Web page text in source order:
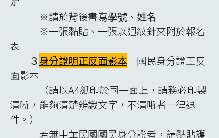
※請於背後書寫學號 、 姓名
※一張黏貼、一張以迴紋針夾附於報名
表
３身分證明正反面影本 國民身分證正反
面影本
（請以A4紙印於同一面上，請務必印製
清晰，能夠清楚辨識文字，不清晰者一律退
件。）
若無中華民國國民身分證者，請黏貼護